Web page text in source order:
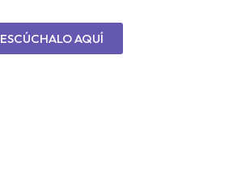
ESCÚCHALO AQUÍ